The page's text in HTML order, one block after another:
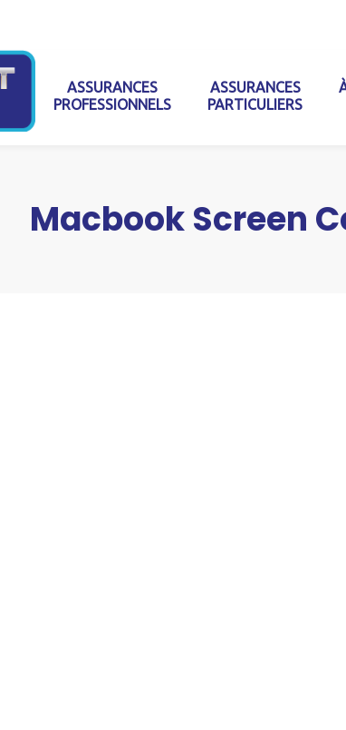
ASSURANCES
PROFESSIONNELS
ASSURANCES
PARTICULIERS
Macbook Screen